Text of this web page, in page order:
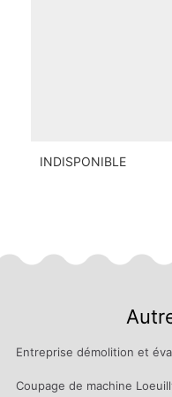
INDISPONIBLE
Entreprise démolition et
Coupage de machine